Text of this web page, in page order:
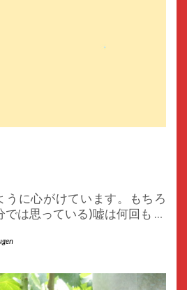
うに心がけています。もちろ
では思っている)嘘は何回も …